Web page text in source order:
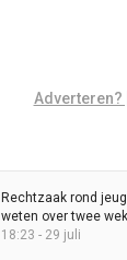
Adverteren?
Rechtzaak rond
weten over twee
vertrekken
18:23 - 29 juli